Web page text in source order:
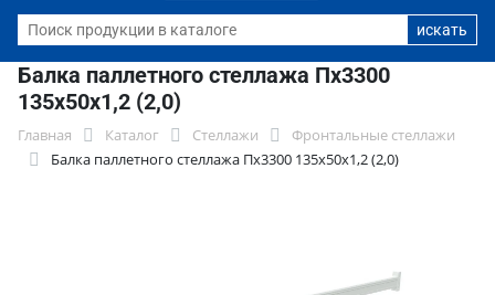
Балка паллетного стеллажа Пх3300
135х50х1,2 (2,0)
Главная Каталог Стеллажи
Фронтальные стеллажи
Балка паллетного стеллажа Пх3300 135х50х1,2 (2,0)